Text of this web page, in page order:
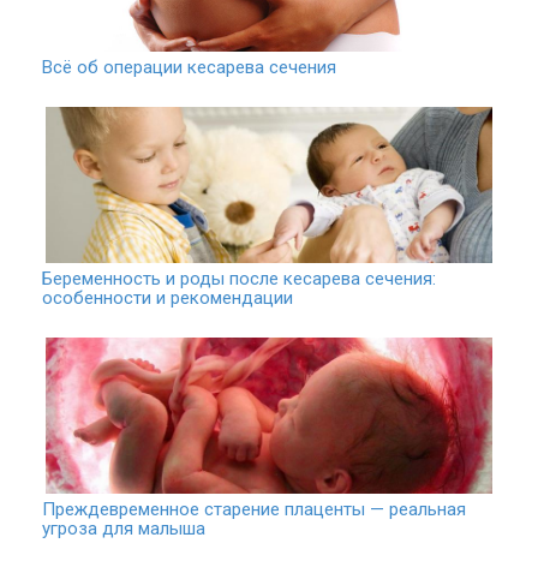
Всё об операции кесарева сечения
Беременность и роды после кесарева сечения:
особенности и рекомендации
Преждевременное старение плаценты — реальная
угроза для малыша